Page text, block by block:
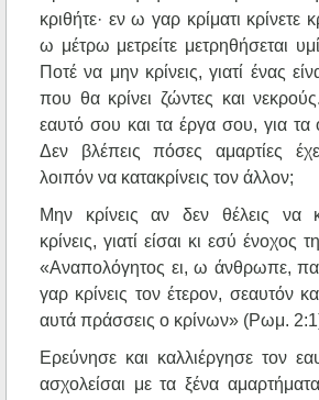
κριθήτε· εν ω γαρ κρίματι κρίνετε
ω μέτρω μετρείτε μετρηθήσεται
Ποτέ να μην κρίνεις, γιατί ένας
που θα κρίνει ζώντες και
εαυτό σου και τα έργα σου, για τα
Δεν βλέπεις πόσες αμαρτίες
λοιπόν να κατακρίνεις τον άλλον;
Μην κρίνεις αν δεν θέλεις να
κρίνεις, γιατί είσαι κι εσύ ένοχος
«Αναπολόγητος ει, ω άνθρωπε,
γαρ κρίνεις τον έτερον, σεαυτόν
αυτά πράσσεις ο κρίνων» (Ρωμ.
Ερεύνησε και καλλιέργησε τον
ασχολείσαι με τα ξένα